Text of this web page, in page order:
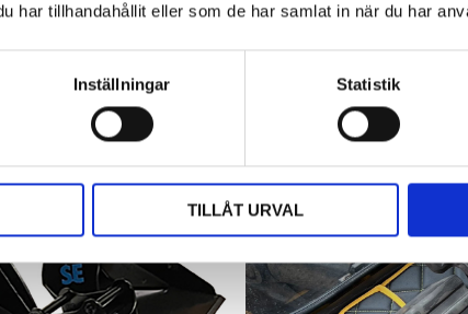
har tillhandahållit eller som de har samlat in när du har
Inställningar Statistik
TILLÅT URVAL